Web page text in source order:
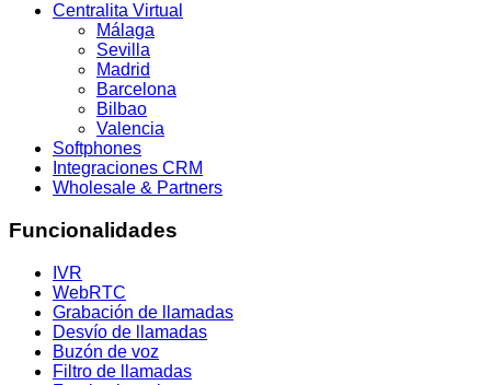
Centralita Virtual
Málaga
Sevilla
Madrid
Barcelona
Bilbao
Valencia
Softphones
Integraciones CRM
Wholesale & Partners
Funcionalidades
IVR
WebRTC
Grabación de llamadas
Desvío de llamadas
Buzón de voz
Filtro de llamadas